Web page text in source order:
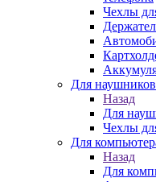
Чехлы
Для наушников
Назад
Для
Чехлы
Для
Назад
Для